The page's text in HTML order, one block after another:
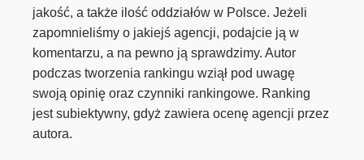
jakość, a także ilość oddziałów w Polsce. Jeżeli
zapomnieliśmy o jakiejś agencji, podajcie ją w
komentarzu, a na pewno ją sprawdzimy. Autor
podczas tworzenia rankingu wziął pod uwagę
swoją opinię oraz czynniki rankingowe. Ranking
jest subiektywny, gdyż zawiera ocenę agencji przez
autora.